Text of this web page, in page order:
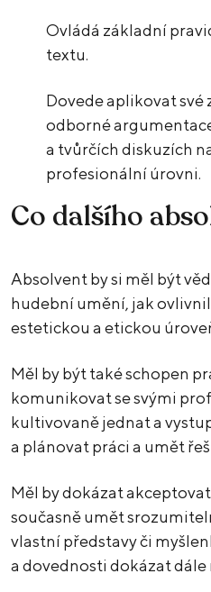
Ovládá základní
textu.
Dovede aplikovat
odborné
a tvůrčích diskuzích
profesionální úrovni.
Co dalšího
Absolvent by si měl být
hudební umění, jak
estetickou a etickou
Měl by být také schopen
komunikovat se svými
kultivovaně jednat a
a plánovat práci a umět
Měl by dokázat
současně umět
vlastní představy či
a dovednosti dokázat dále